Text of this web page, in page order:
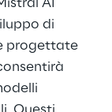
AI
di
progettate